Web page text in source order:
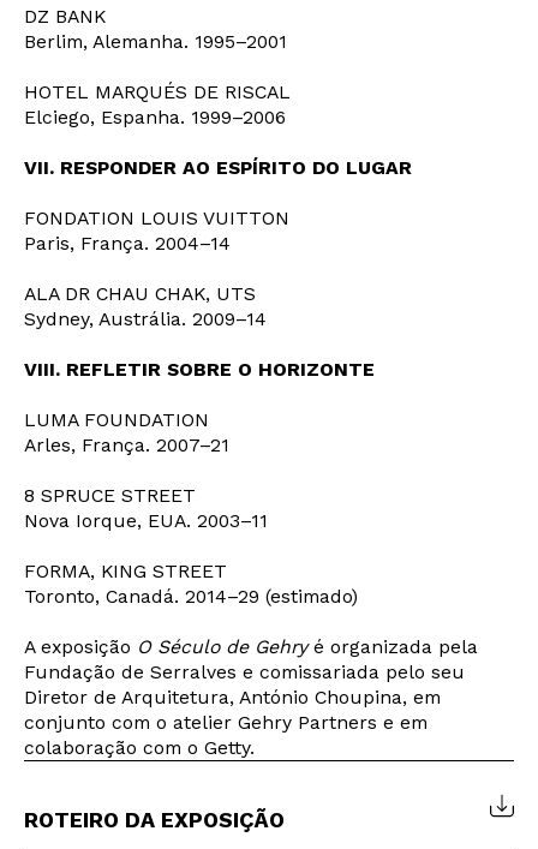
DZ BANK
Berlim, Alemanha. 1995–2001
HOTEL MARQUÉS DE RISCAL
Elciego, Espanha. 1999–2006
VII. RESPONDER AO ESPÍRITO DO LUGAR
FONDATION LOUIS VUITTON
Paris, França. 2004–14
ALA DR CHAU CHAK, UTS
Sydney, Austrália. 2009–14
VIII. REFLETIR SOBRE O HORIZONTE
LUMA FOUNDATION
Arles, França. 2007–21
8 SPRUCE STREET
Nova Iorque, EUA. 2003–11
FORMA, KING STREET
Toronto, Canadá. 2014–29 (estimado)
A exposição O Século de Gehryé organizada pela
Fundação de Serralves e comissariada pelo seu
Diretor de Arquitetura, António Choupina, em
conjunto com o atelier Gehry Partners e em
colaboração com o Getty.
ROTEIRO DA EXPOSIÇÃO